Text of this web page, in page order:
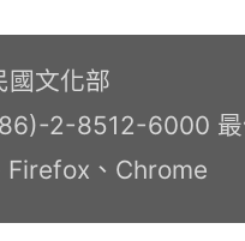
文化部
2-8512-6000
Firefox、Chrome